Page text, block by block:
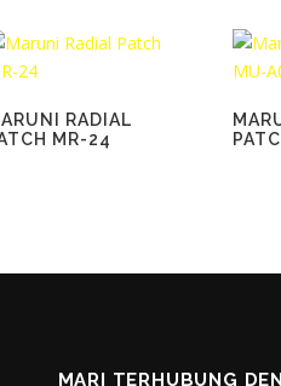
RADIAL
MR-24
MARI TERHUBUNG